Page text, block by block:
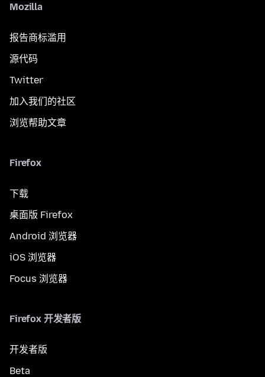
Mozilla
报告商标滥用
源代码
Twitter
加入我们的社区
浏览帮助文章
Firefox
下载
桌面版 Firefox
Android 浏览器
iOS 浏览器
Focus 浏览器
Firefox 开发者版
开发者版
Beta